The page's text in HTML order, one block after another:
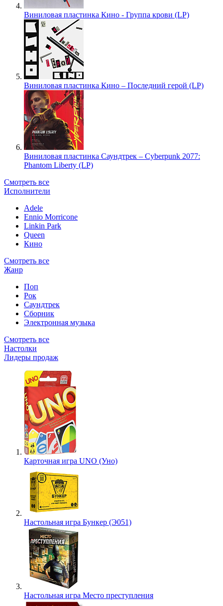
Виниловая пластинка Кино - Группа крови (LP)
Виниловая пластинка Кино – Последний герой (LP)
Виниловая пластинка Саундтрек – Cyberpunk 2077:
Phantom Liberty (LP)
Смотреть все
Исполнители
Adele
Ennio Morricone
Linkin Park
Queen
Кино
Смотреть все
Жанр
Поп
Рок
Саундтрек
Сборник
Электронная музыка
Смотреть все
Настолки
Лидеры продаж
Карточная игра UNO (Уно)
Настольная игра Бункер (Э051)
Настольная игра Место преступления